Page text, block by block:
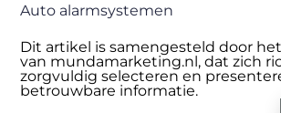
Auto alarmsystemen
Dit artikel is samengesteld door
van mundamarketing.nl, dat zich
zorgvuldig selecteren en
betrouwbare informatie.